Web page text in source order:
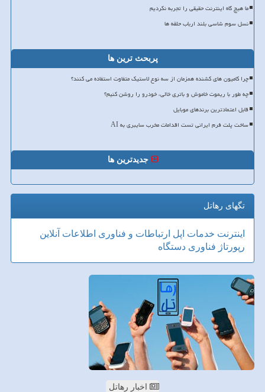
ما هیچ گاه اینترنت حقیقی را تجربه نکردیم
نسل سوم شاسی بلند ارباب حلقه ها
پربحث ترین ها
چرا کامیون های کشنده همزمان از سه نوع لاستیک متفاوت استفاده می کنند؟
چه طور با ریموت خاموش و باتری خالی، خودرو را روشن کنیم؟
قابل اعتمادترین برندهای موبایل
ساخت پلت فرم ایرانی تست اقدامات مخرب سایبری به AI
جدیدترین ها
تگهای رهاتل
اینترنت خدمات اپل ارتباطات و فناوری اطلاعات آنلاین
رپورتاژ فناوری دستگاه
اخبار رهاتل